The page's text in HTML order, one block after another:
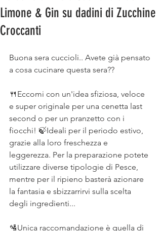
Limone & Gin su dadini di Zucchine
Croccanti
Buona sera cuccioli.. Avete già pensato
a cosa cucinare questa sera??
🍴Eccomi con un'idea sfiziosa, veloce
e super originale per una cenetta last
second o per un pranzetto con i
fiocchi! 🍃Ideali per il periodo estivo,
grazie alla loro freschezza e
leggerezza. Per la preparazione potete
utilizzare diverse tipologie di Pesce,
mentre per il ripieno basterà azionare
la fantasia e sbizzarrirvi sulla scelta
degli ingredienti...
🛂Unica raccomandazione è quella di